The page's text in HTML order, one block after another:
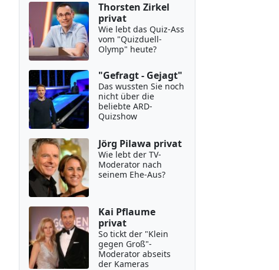
Thorsten Zirkel
privat
Wie lebt das Quiz-Ass
vom "Quizduell-
Olymp" heute?
"Gefragt - Gejagt"
Das wussten Sie noch
nicht über die
beliebte ARD-
Quizshow
Jörg Pilawa privat
Wie lebt der TV-
Moderator nach
seinem Ehe-Aus?
Kai Pflaume
privat
So tickt der "Klein
gegen Groß"-
Moderator abseits
der Kameras